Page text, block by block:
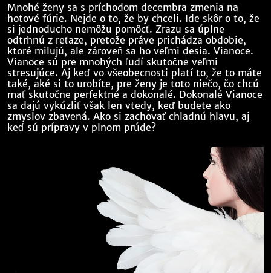
Mnohé ženy sa s príchodom decembra zmenia na
hotové fúrie. Nejde o to, že by chceli. Ide skôr o to, že
si jednoducho nemôžu pomôcť. Zrazu sa úplne
odtrhnú z reťaze, pretože práve prichádza obdobie,
ktoré milujú, ale zároveň sa ho veľmi desia. Vianoce.
Vianoce sú pre mnohých ľudí skutočne veľmi
stresujúce. Aj keď vo všeobecnosti platí to, že to máte
také, aké si to urobíte, pre ženy je toto niečo, čo chcú
mať skutočne perfektné a dokonalé. Dokonalé Vianoce
sa dajú vykúzliť však len vtedy, keď budete ako
zmyslov zbavená. Ako si zachovať chladnú hlavu, aj
keď sú prípravy v plnom prúde?